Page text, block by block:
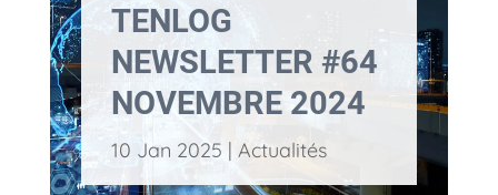
TENLOG
NEWSLETTER #64
NOVEMBRE 2024
10 Jan 2025 |Actualités